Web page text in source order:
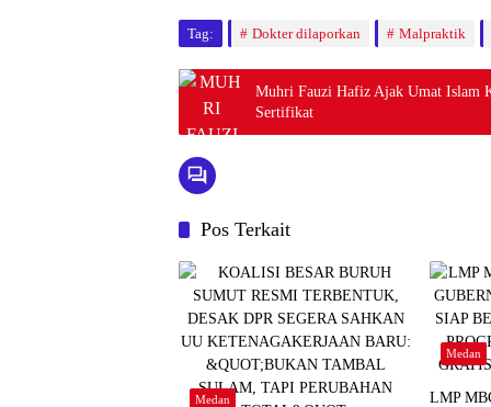
Tag: Dokter dilaporkan Malpraktik
Muhri Fauzi Hafiz Ajak Umat Islam
Sertifikat
Pos Terkait
Medan
Medan
LMP